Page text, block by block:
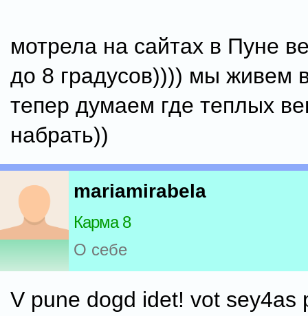
мотрела на сайтах в Пуне
до 8 градусов)))) мы живем
тепер думаем где теплых
набрать))
mariamirabela
Карма 8
О себе
V pune dogd idet! vot sey4as